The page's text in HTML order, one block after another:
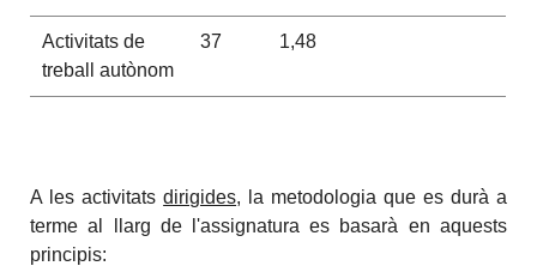
Activitats de
treball autònom
37 1,48
A les activitatsdirigides, la metodologia que es durà a
terme al llarg de l'assignatura es basarà en aquests
principis: